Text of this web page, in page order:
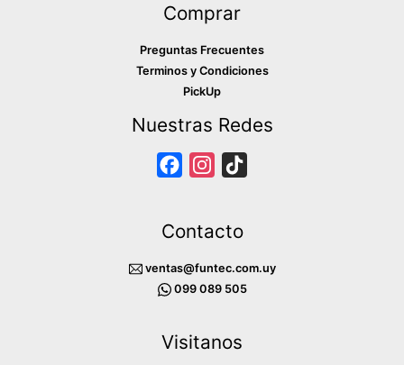
Comprar
Preguntas Frecuentes
Terminos y Condiciones
PickUp
Nuestras Redes
e
b
o
k
t
a
g
a
o
Contacto
ventas@funtec.com.uy
099 089 505
Visitanos